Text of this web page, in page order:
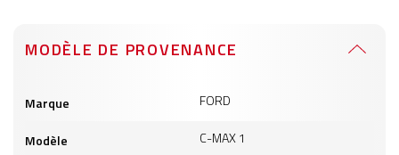
MODÈLE DE PROVENANCE
produits
Marque FORD
Modèle C-MAX 1